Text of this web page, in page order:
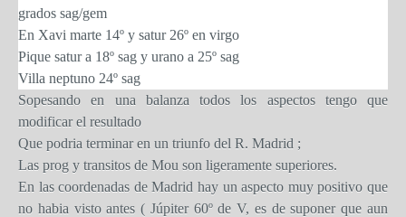
grados sag/gem
En Xavi marte 14º y satur 26º en virgo
Pique satur a 18º sag y urano a 25º sag
Villa neptuno 24º sag
Sopesando en una balanza todos los aspectos tengo que
modificar el resultado
Que podria terminar en un triunfo del R. Madrid ;
Las prog y transitos de Mou son ligeramente superiores.
En las coordenadas de Madrid hay un aspecto muy positivo que
no habia visto antes ( Júpiter 60º de V, es de suponer que aun